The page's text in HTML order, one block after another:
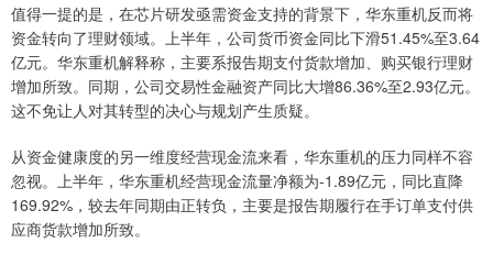
值得一提的是，在芯片研发亟需资金支持的背景下，华东重机反而将
资金转向了理财领域。上半年，公司货币资金同比下滑51.45%至3.64
亿元。华东重机解释称，主要系报告期支付货款增加、购买银行理财
增加所致。同期，公司交易性金融资产同比大增86.36%至2.93亿元。
这不免让人对其转型的决心与规划产生质疑。
从资金健康度的另一维度经营现金流来看，华东重机的压力同样不容
忽视。上半年，华东重机经营现金流量净额为-1.89亿元，同比直降
169.92%，较去年同期由正转负，主要是报告期履行在手订单支付供
应商货款增加所致。